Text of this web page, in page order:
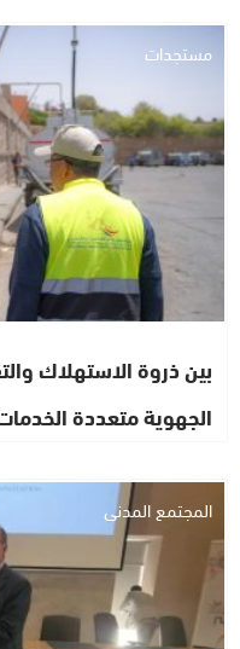
مستجدات
بين ذروة الاستهلاك
الجهوية متعددة
المجتمع المدني